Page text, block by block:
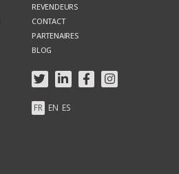
REVENDEURS
CONTACT
PARTENAIRES
BLOG
FR EN ES